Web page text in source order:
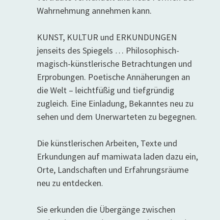
Wahrnehmung annehmen kann.
KUNST, KULTUR und ERKUNDUNGEN
jenseits des Spiegels … Philosophisch-
magisch-künstlerische Betrachtungen und
Erprobungen. Poetische Annäherungen an
die Welt – leichtfüßig und tiefgründig
zugleich. Eine Einladung, Bekanntes neu zu
sehen und dem Unerwarteten zu begegnen.
Die künstlerischen Arbeiten, Texte und
Erkundungen auf mamiwata laden dazu ein,
Orte, Landschaften und Erfahrungsräume
neu zu entdecken.
Sie erkunden die Übergänge zwischen